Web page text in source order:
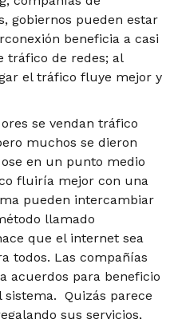
gobiernos pueden estar
beneficia a casi
tráfico de redes; al
el tráfico fluye mejor y
se vendan tráfico
muchos se dieron
en un punto medio
fluiría mejor con una
pueden intercambiar
llamado
que el internet sea
todos. Las compañías
acuerdos para beneficio
Quizás parece
sus servicios,